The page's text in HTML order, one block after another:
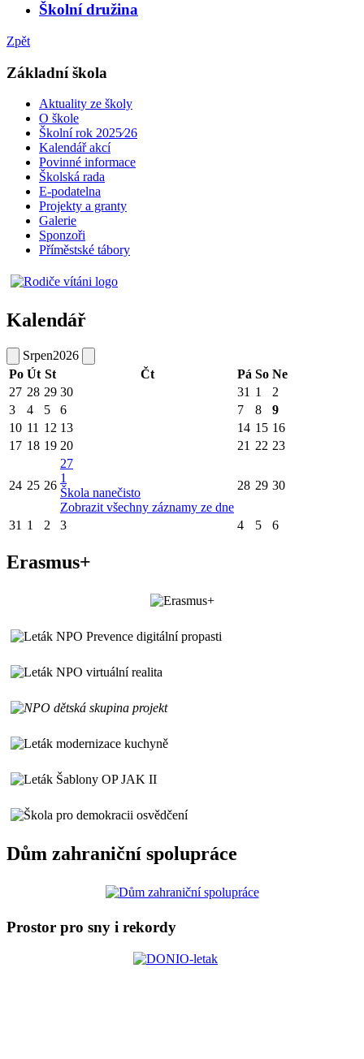
Školní družina
Zpět
Základní škola
Aktuality ze školy
O škole
Školní rok 2025⁄26
Kalendář akcí
Povinné informace
Školská rada
E-podatelna
Projekty a granty
Galerie
Sponzoři
Příměstské tábory
Kalendář
Srpen2026
Po Út St Čt Pá So Ne
27 28 29 30 31 1
2
3
4 5 6 7 8
9
10 11 12 13 14 15 16
17 18 19 20 21 22 23
24 25 26
27
1
Škola nanečisto
Zobrazit všechny záznamy ze dne
28 29 30
31 1 2 3 4 5 6
Erasmus+
Dům zahraniční spolupráce
Prostor pro sny i rekordy